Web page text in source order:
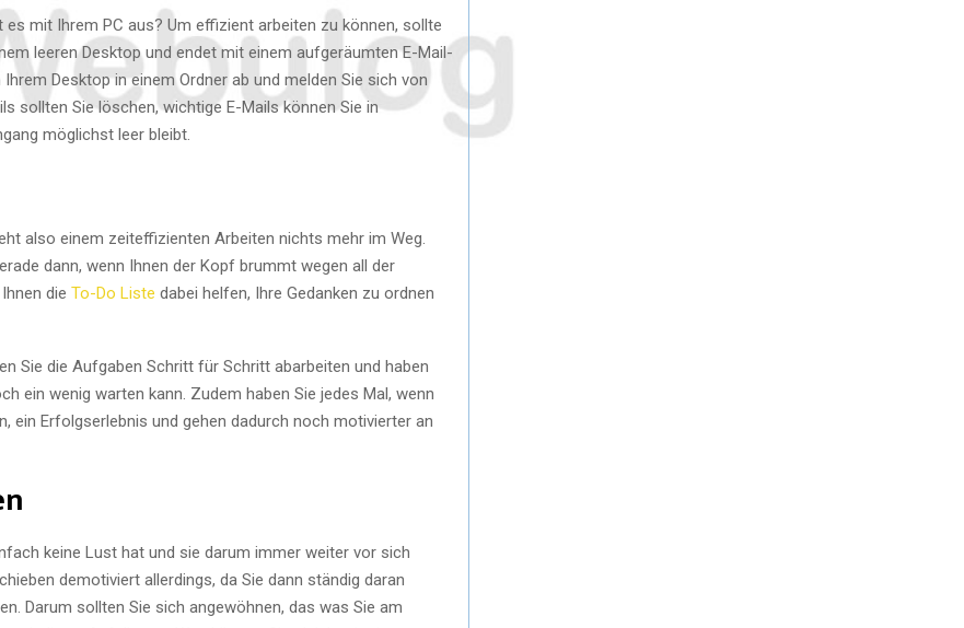
mit Ihrem PC aus? Um effizient arbeiten zu können, sollte
leeren Desktop und endet mit einem aufgeräumten E-Mail-
Desktop in einem Ordner ab und melden Sie sich von
sollten Sie löschen, wichtige E-Mails können Sie in
möglichst leer bleibt.
also einem zeiteffizienten Arbeiten nichts mehr im Weg.
dann, wenn Ihnen der Kopf brummt wegen all der
die To-Do Liste dabei helfen, Ihre Gedanken zu ordnen
Sie die Aufgaben Schritt für Schritt abarbeiten und haben
ein wenig warten kann. Zudem haben Sie jedes Mal, wenn
ein Erfolgserlebnis und gehen dadurch noch motivierter an
keine Lust hat und sie darum immer weiter vor sich
demotiviert allerdings, da Sie dann ständig daran
Darum sollten Sie sich angewöhnen, das was Sie am